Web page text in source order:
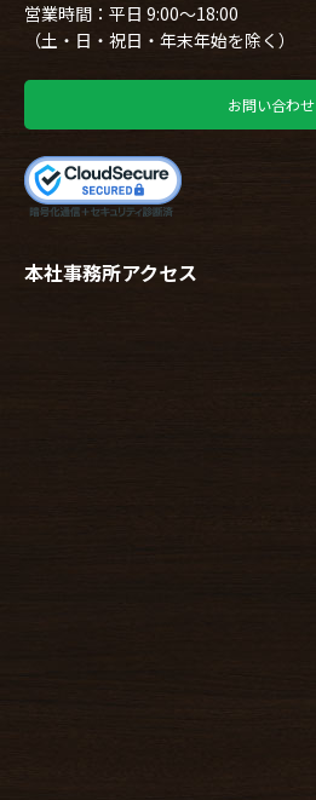
営業時間：平日 9:00～18:00
（土・日・祝日・年末年始を除く）
お問い合わせ
本社事務所アクセス